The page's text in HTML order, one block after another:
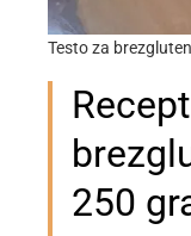
Testo za
250